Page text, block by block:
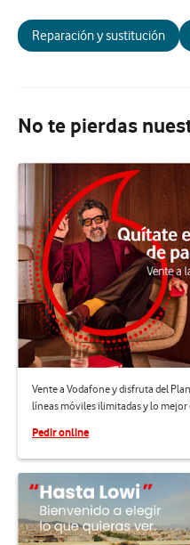
Reparación y sustitución
No te pierdas
Vente a Vodafone y disfruta del
líneas móviles ilimitadas y lo mejor
Pedir online